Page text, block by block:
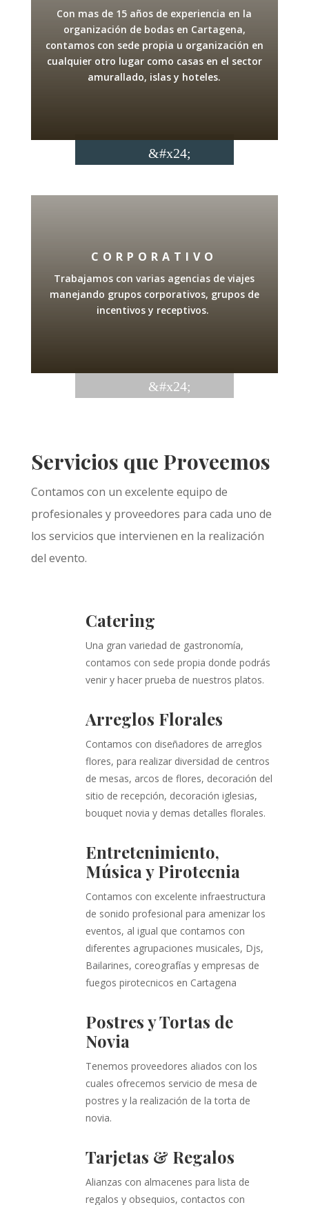
Con mas de 15 años de experiencia en la
organización de bodas en Cartagena,
contamos con sede propia u organización en
cualquier otro lugar como casas en el sector
amurallado, islas y hoteles.
CORPORATIVO
Trabajamos con varias agencias de viajes
manejando grupos corporativos, grupos de
incentivos y receptivos.
Servicios que Proveemos
Contamos con un excelente equipo de
profesionales y proveedores para cada uno de
los servicios que intervienen en la realización
del evento.
Catering
Una gran variedad de gastronomía,
contamos con sede propia donde podrás
venir y hacer prueba de nuestros platos.
Arreglos Florales
Contamos con diseñadores de arreglos
flores, para realizar diversidad de centros
de mesas, arcos de flores, decoración del
sitio de recepción, decoración iglesias,
bouquet novia y demas detalles florales.
Entretenimiento,
Música y Pirotecnia
Contamos con excelente infraestructura
de sonido profesional para amenizar los
eventos, al igual que contamos con
diferentes agrupaciones musicales, Djs,
Bailarines, coreografías y empresas de
fuegos pirotecnicos en Cartagena
Postres y Tortas de
Novia
Tenemos proveedores aliados con los
cuales ofrecemos servicio de mesa de
postres y la realización de la torta de
novia.
Tarjetas & Regalos
Alianzas con almacenes para lista de
regalos y obsequios, contactos con